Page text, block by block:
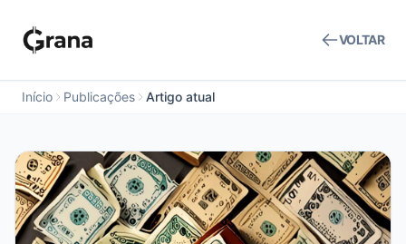
VOLTAR
Início Publicações Artigo atual